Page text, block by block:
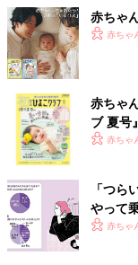
赤ちゃ
赤ちゃ
赤ちゃ
ブ 夏号
く！ お
赤ちゃ
「つら
やって
赤ちゃ